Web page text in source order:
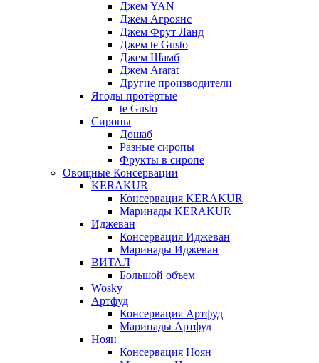
Джем YAN
Джем Агроянс
Джем Фрут Ланд
Джем te Gusto
Джем Шамб
Джем Ararat
Другие производители
Ягоды протёртые
te Gusto
Сиропы
Дошаб
Разные сиропы
Фрукты в сиропе
Овощные Консервации
KERAKUR
Консервация KERAKUR
Маринады KERAKUR
Иджеван
Консервация Иджеван
Маринады Иджеван
ВИТАЛ
Большой объем
Wosky
Артфуд
Консервация Артфуд
Маринады Артфуд
Ноян
Консервация Ноян